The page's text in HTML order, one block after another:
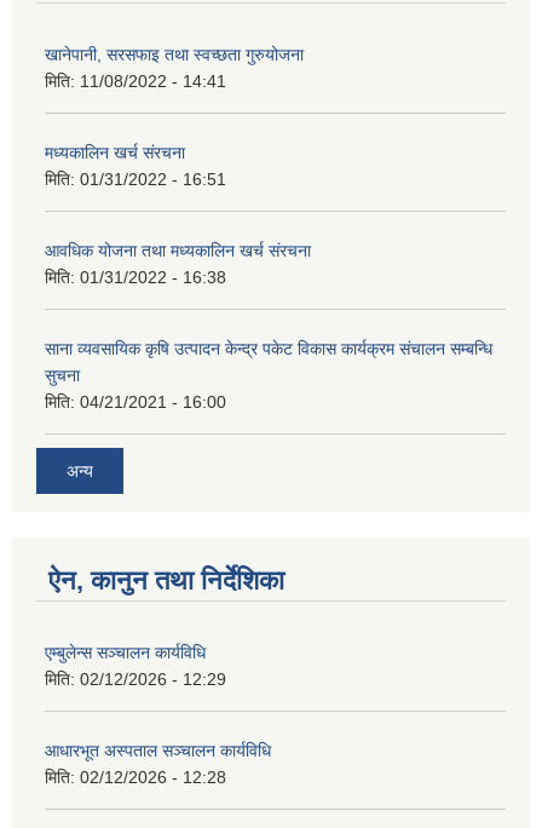
खानेपानी, सरसफाइ तथा स्वच्छता गुरुयोजना
मिति: 11/08/2022 - 14:41
मध्यकालिन खर्च संरचना
मिति: 01/31/2022 - 16:51
आवधिक योजना तथा मध्यकालिन खर्च संरचना
मिति: 01/31/2022 - 16:38
साना व्यवसायिक कृषि उत्पादन केन्द्र पकेट विकास कार्यक्रम संचालन सम्बन्धि
सुचना
मिति: 04/21/2021 - 16:00
अन्य
ऐन, कानुन तथा निर्देशिका
एम्बुलेन्स सञ्चालन कार्यविधि
मिति: 02/12/2026 - 12:29
आधारभूत अस्पताल सञ्चालन कार्यविधि
मिति: 02/12/2026 - 12:28